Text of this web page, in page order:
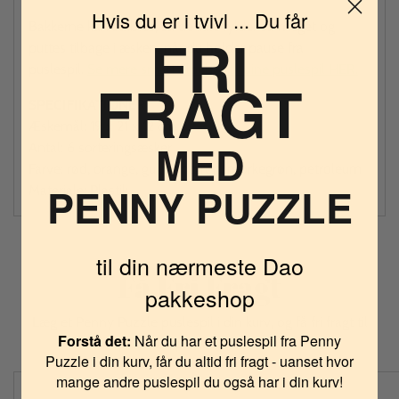
Bakkerne kan stables, så de ikke fylder så meget og
puttes tilbage i æsken, når du holder pause fra
Se mere smart tilbehør til dine puslespil HER.
SPECIFIKATIONER
Æskemål: 19 x 21 x 12 cm
Antal: 6 sorteringsæsker
Farve: rød, orange, gul, mintgrøn, mørkegrøn, petroleum
Materiale: Plastik
Få Fri Fragt
pakkeshop. Intet minimum.
Hvis du er i tvivl ... Du får
FRI
FRAGT
MED
PENNY PUZZLE
til din nærmeste Dao
pakkeshop
Forstå det: Når du har et puslespil fra Penny
Puzzle i din kurv, får du altid fri fragt - uanset hvor
mange andre puslespil du også har i din kurv!